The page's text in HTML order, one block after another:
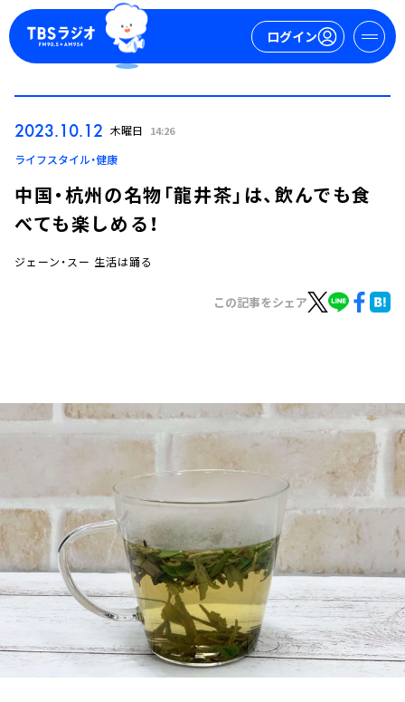
ログイン
ログイン
お知らせ
イベント・グッズ
会社情報
2023.10.12 木曜日 14:26
ライフスタイル・健康
中国・杭州の名物「龍井茶」は、飲んでも食
べても楽しめる！
ジェーン・スー 生活は踊る
この記事をシェア